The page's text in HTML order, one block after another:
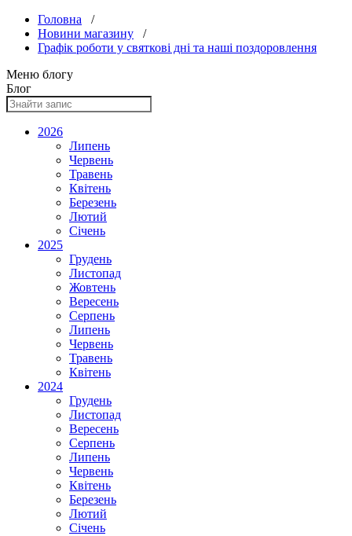
Головна /
Новини магазину /
Графік роботи у святкові дні та наші поздоровлення
Меню блогу
Блог
2026
Липень
Червень
Травень
Квітень
Березень
Лютий
Січень
2025
Грудень
Листопад
Жовтень
Вересень
Серпень
Липень
Червень
Травень
Квітень
2024
Грудень
Листопад
Вересень
Серпень
Липень
Червень
Квітень
Березень
Лютий
Січень